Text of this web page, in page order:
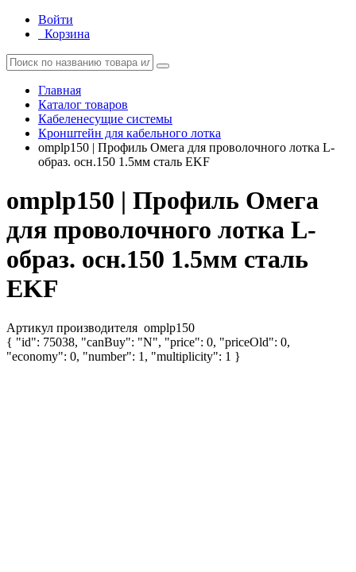
Войти
Корзина
Главная
Каталог товаров
Кабеленесущие системы
Кронштейн для кабельного лотка
omplp150 | Профиль Омега для проволочного лотка L-
образ. осн.150 1.5мм сталь EKF
omplp150 | Профиль Омега
для проволочного лотка L-
образ. осн.150 1.5мм сталь
EKF
Артикул производителя omplp150
{ "id": 75038, "canBuy": "N", "price": 0, "priceOld": 0,
"economy": 0, "number": 1, "multiplicity": 1 }